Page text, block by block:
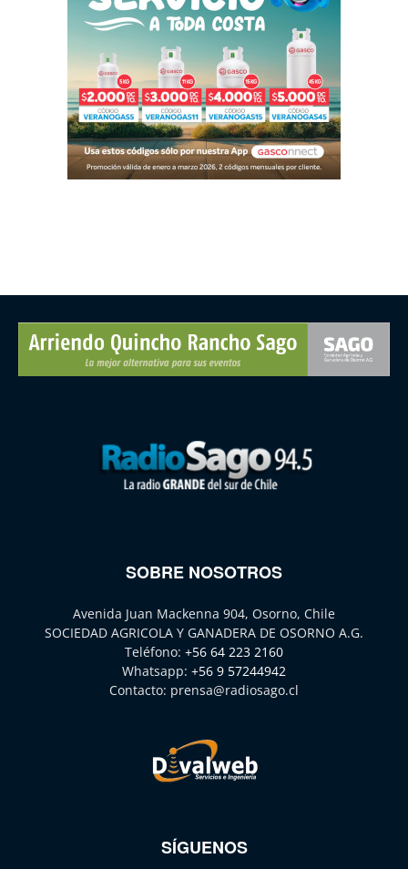
SOBRE NOSOTROS
Avenida Juan Mackenna 904, Osorno, Chile
SOCIEDAD AGRICOLA Y GANADERA DE OSORNO A.G.
Teléfono: +56 64 223 2160
Whatsapp: +56 9 57244942
Contacto: prensa@radiosago.cl
SÍGUENOS